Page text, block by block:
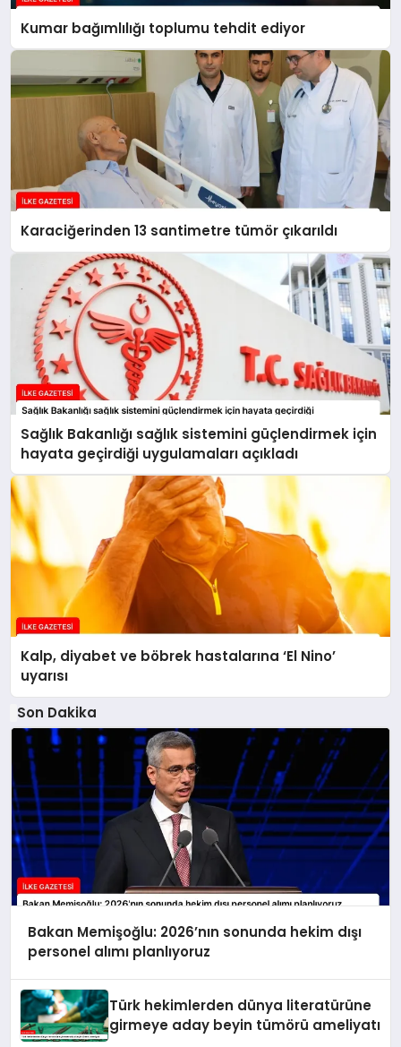
Kumar bağımlılığı toplumu tehdit ediyor
Karaciğerinden 13 santimetre tümör çıkarıldı
Sağlık Bakanlığı sağlık sistemini güçlendirmek için
hayata geçirdiği uygulamaları açıkladı
Kalp, diyabet ve böbrek hastalarına ‘El Nino’
uyarısı
Son Dakika
Bakan Memişoğlu: 2026’nın sonunda hekim dışı
personel alımı planlıyoruz
Türk hekimlerden dünya literatürüne
girmeye aday beyin tümörü ameliyatı